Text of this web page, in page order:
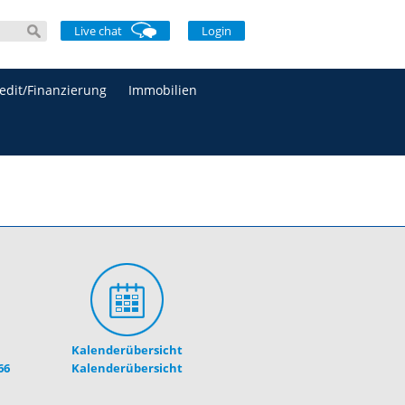
Login
Live chat
Finanzierung Immobilien
Kalenderübersicht
Kalenderübersicht